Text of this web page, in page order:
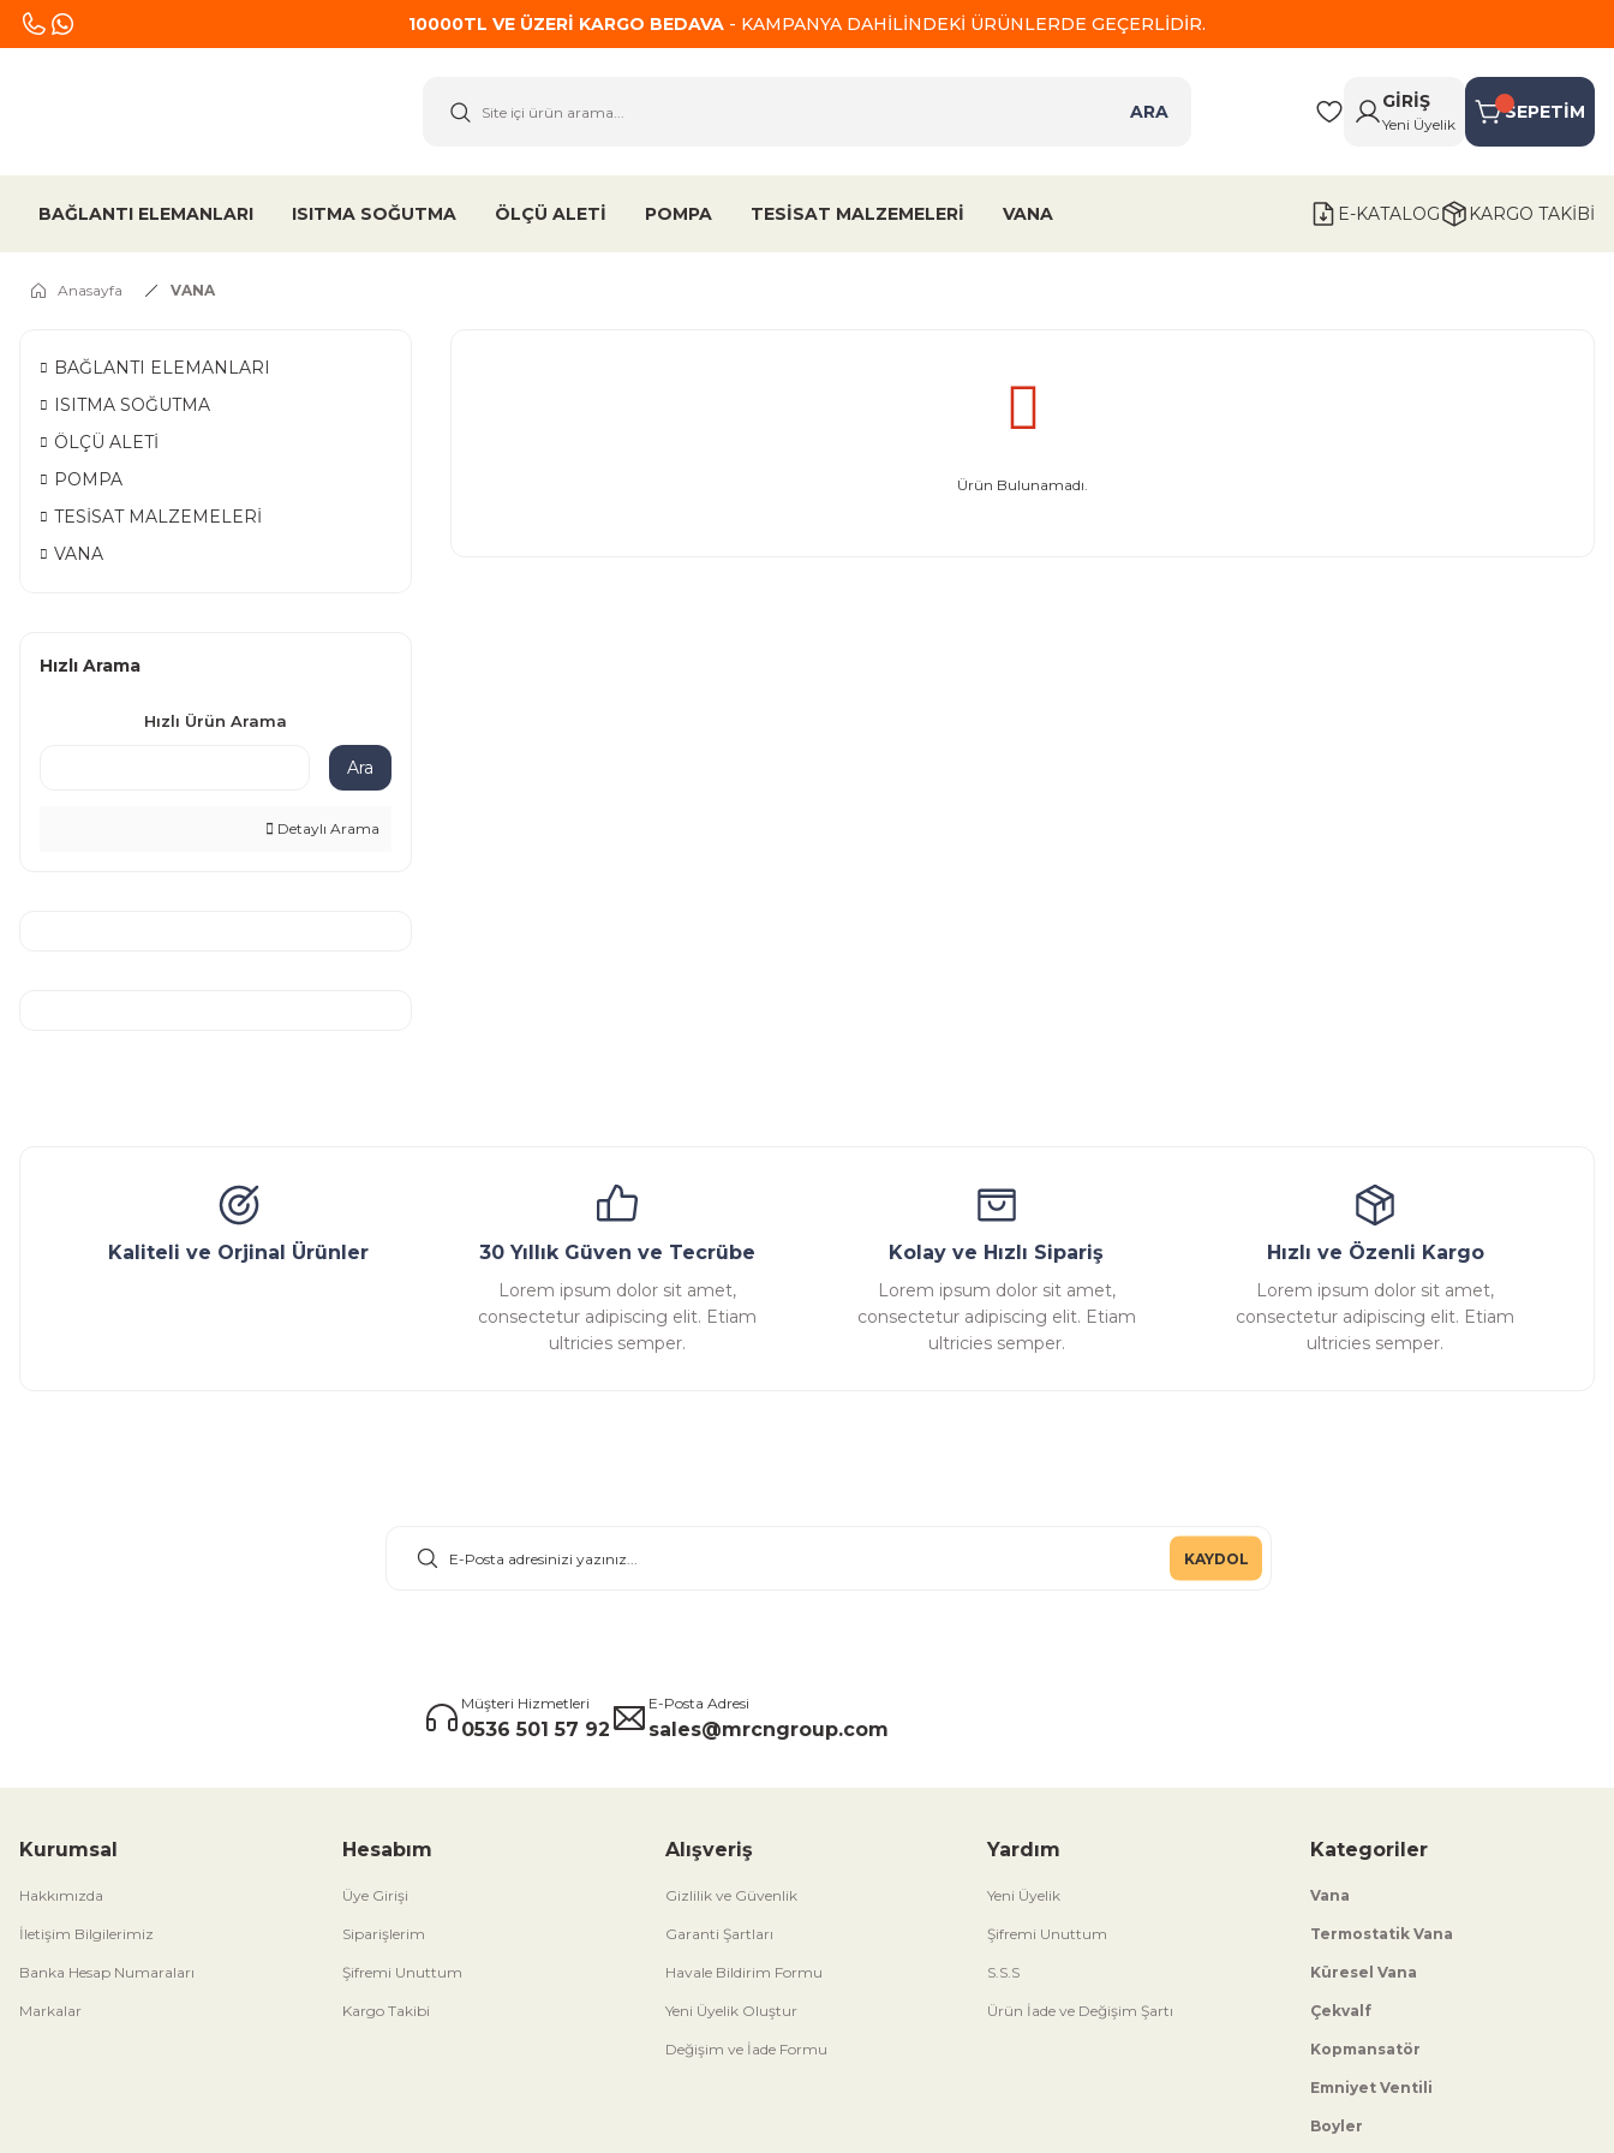
10000TL VE ÜZERİ KARGO BEDAVA - KAMPANYA DAHİLİNDEKİ ÜRÜNLERDE GEÇERLİDİR.
ARA
GİRİŞ
Yeni Üyelik
SEPETİM
BAĞLANTI ELEMANLARI ISITMA SOĞUTMA ÖLÇÜ ALETİ POMPA TESİSAT MALZEMELERİ VANA E-KATALOG KARGO TAKİBİ
Anasayfa VANA
BAĞLANTI ELEMANLARI
ISITMA SOĞUTMA
ÖLÇÜ ALETİ
POMPA
TESİSAT MALZEMELERİ
VANA
Hızlı Arama
Hızlı Ürün Arama
Ara
Detaylı Arama
Ürün Bulunamadı.
Kaliteli ve Orjinal Ürünler 30 Yıllık Güven ve Tecrübe
Lorem ipsum dolor sit amet,
consectetur adipiscing elit. Etiam
ultricies semper.
Kolay ve Hızlı Sipariş
Lorem ipsum dolor sit amet,
consectetur adipiscing elit. Etiam
ultricies semper.
Hızlı ve Özenli Kargo
Lorem ipsum dolor sit amet,
consectetur adipiscing elit. Etiam
ultricies semper.
KAYDOL
Müşteri Hizmetleri
0536 501 57 92
E-Posta Adresi
sales@mrcngroup.com
Kurumsal
Hakkımızda
İletişim Bilgilerimiz
Banka Hesap Numaraları
Markalar
Hesabım
Üye Girişi
Siparişlerim
Şifremi Unuttum
Kargo Takibi
Alışveriş
Gizlilik ve Güvenlik
Garanti Şartları
Havale Bildirim Formu
Yeni Üyelik Oluştur
Değişim ve İade Formu
Yardım
Yeni Üyelik
Şifremi Unuttum
S.S.S
Ürün İade ve Değişim Şartı
Kategoriler
Vana
Termostatik Vana
Küresel Vana
Çekvalf
Kopmansatör
Emniyet Ventili
Boyler